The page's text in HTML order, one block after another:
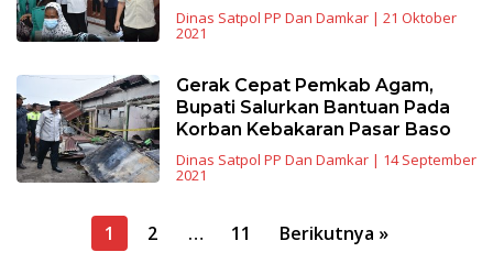
Dinas Satpol PP Dan Damkar| 21 Oktober
2021
Gerak Cepat Pemkab Agam,
Bupati Salurkan Bantuan Pada
Korban Kebakaran Pasar Baso
Dinas Satpol PP Dan Damkar| 14 September
2021
Navigasi
1 2 … 11 Berikutnya »